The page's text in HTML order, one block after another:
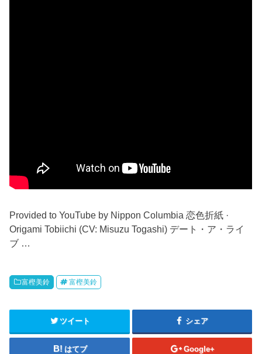
Provided to YouTube by Nippon Columbia 恋色折紙 ·
Origami Tobiichi (CV: Misuzu Togashi) デート・ア・ライ
ブ …
富樫美鈴 富樫美鈴
ツイート シェア
はてブ Google+